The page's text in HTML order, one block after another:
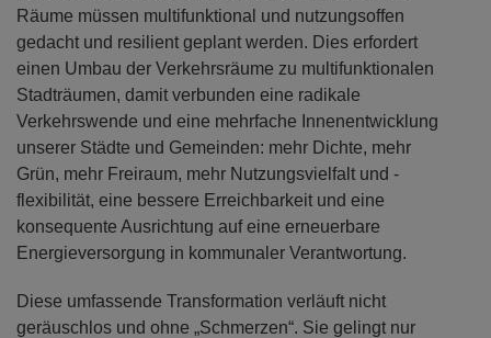
Räume müssen multifunktional und nutzungsoffen
gedacht und resilient geplant werden. Dies erfordert
einen Umbau der Verkehrsräume zu multifunktionalen
Stadträumen, damit verbunden eine radikale
Verkehrswende und eine mehrfache Innenentwicklung
unserer Städte und Gemeinden: mehr Dichte, mehr
Grün, mehr Freiraum, mehr Nutzungsvielfalt und -
flexibilität, eine bessere Erreichbarkeit und eine
konsequente Ausrichtung auf eine erneuerbare
Energieversorgung in kommunaler Verantwortung.
Diese umfassende Transformation verläuft nicht
geräuschlos und ohne „Schmerzen“. Sie gelingt nur